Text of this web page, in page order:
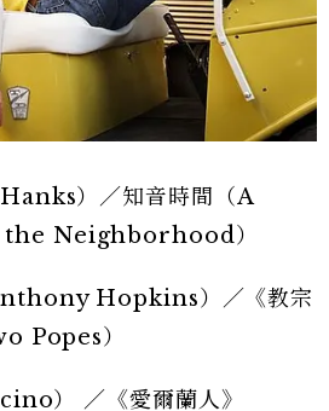
）／知音時間（A
Neighborhood）
Hopkins）／《教宗
Popes）
） ／《愛爾蘭人》